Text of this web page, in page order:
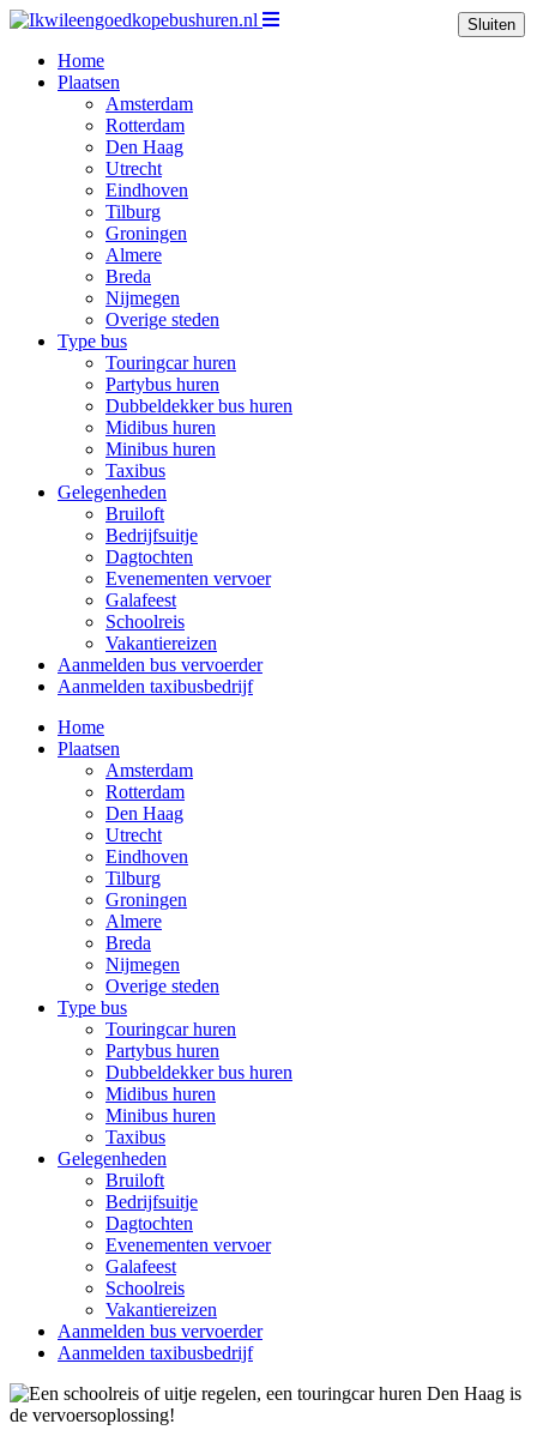
Home
Plaatsen
Amsterdam
Rotterdam
Den Haag
Utrecht
Eindhoven
Tilburg
Groningen
Almere
Breda
Nijmegen
Overige steden
Type bus
Touringcar huren
Partybus huren
Dubbeldekker bus huren
Midibus huren
Minibus huren
Taxibus
Gelegenheden
Bruiloft
Bedrijfsuitje
Dagtochten
Evenementen vervoer
Galafeest
Schoolreis
Vakantiereizen
Aanmelden bus vervoerder
Aanmelden taxibusbedrijf
Home
Plaatsen
Amsterdam
Rotterdam
Den Haag
Utrecht
Eindhoven
Tilburg
Groningen
Almere
Breda
Nijmegen
Overige steden
Type bus
Touringcar huren
Partybus huren
Dubbeldekker bus huren
Midibus huren
Minibus huren
Taxibus
Gelegenheden
Bruiloft
Bedrijfsuitje
Dagtochten
Evenementen vervoer
Galafeest
Schoolreis
Vakantiereizen
Aanmelden bus vervoerder
Aanmelden taxibusbedrijf
Sluiten